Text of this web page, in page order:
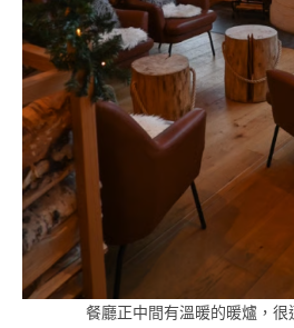
餐廳正中間有溫暖的暖爐，